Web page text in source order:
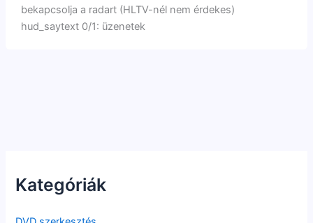
Kategóriák
bekapcsolja a radart (HLTV-nél nem érdekes)
hud_saytext 0/1: üzenetek